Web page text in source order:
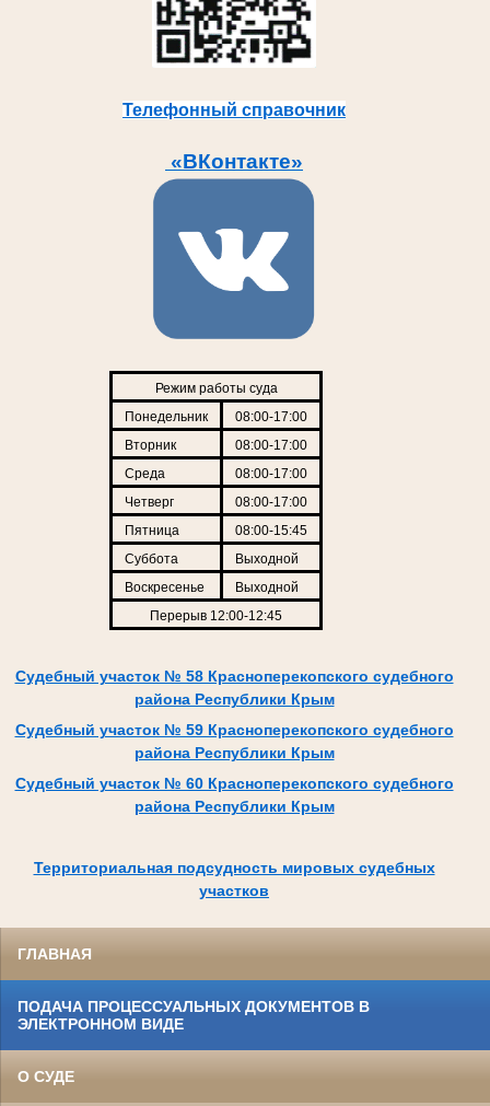
Телефонный справочник
«ВКонтакте»
Режим работы суда
Понедельник
08:00-17:00
Вторник
08:00-17:00
Среда
08:00-17:00
Четверг
08:00-17:00
Пятница
08:00-15:45
Суббота
Выходной
Воскресенье
Выходной
Перерыв 12:00-12:45
Судебный участок № 58 Красноперекопского судебного
района Республики Крым
Судебный участок № 59 Красноперекопского судебного
района Республики Крым
Судебный участок № 60 Красноперекопского судебного
района Республики Крым
Территориальная подсудность мировых судебных
участков
ГЛАВНАЯ
ПОДАЧА ПРОЦЕССУАЛЬНЫХ ДОКУМЕНТОВ В
ЭЛЕКТРОННОМ ВИДЕ
О СУДЕ